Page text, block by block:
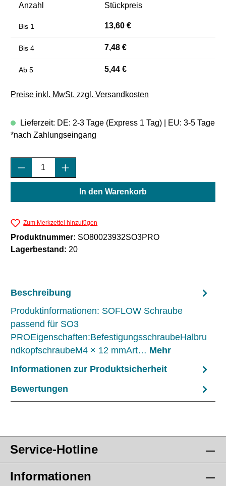
Anzahl Stückpreis
Bis 1 13,60 €
Bis 4 7,48 €
Ab 5 5,44 €
Preise inkl. MwSt. zzgl. Versandkosten
Lieferzeit: DE: 2-3 Tage (Express 1 Tag) | EU: 3-5 Tage
*nach Zahlungseingang
Produkt Anzahl: Gib den gewünschten
In den Warenkorb
Zum Merkzettel hinzufügen
Produktnummer: SO80023932SO3PRO
Lagerbestand: 20
Beschreibung
Produktinformationen: SOFLOW Schraube
passend für SO3
PROEigenschaften:BefestigungsschraubeHalbru
ndkopfschraubeM4 × 12 mmArt… Mehr
Informationen zur Produktsicherheit
Bewertungen
Service-Hotline
Informationen